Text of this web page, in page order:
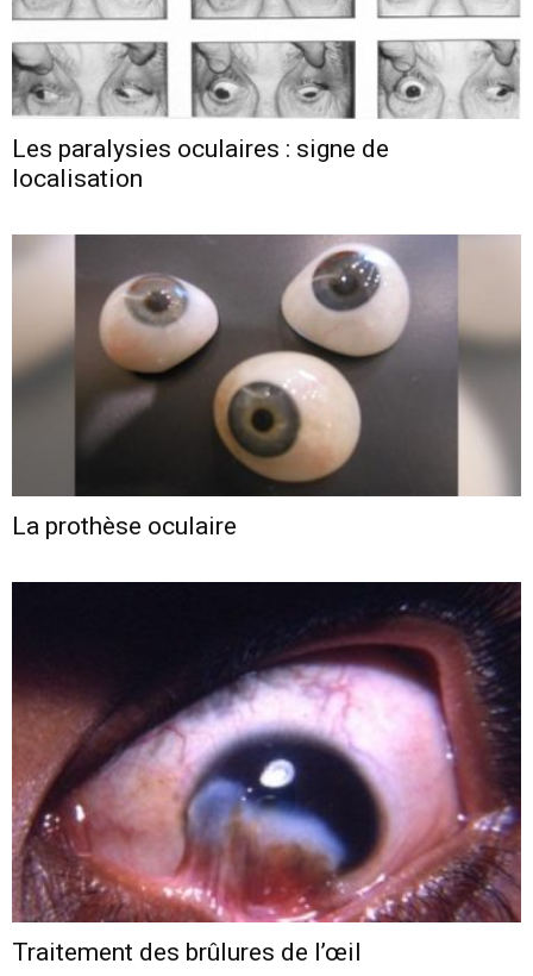
Les paralysies oculaires : signe de
localisation
La prothèse oculaire
Traitement des brûlures de l’œil